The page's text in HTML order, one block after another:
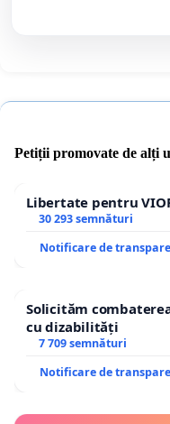
Petiții promovate de alți
Libertate pentru
30 293 semnături
Notificare de
Solicităm
cu dizabilități
7 709 semnături
Notificare de